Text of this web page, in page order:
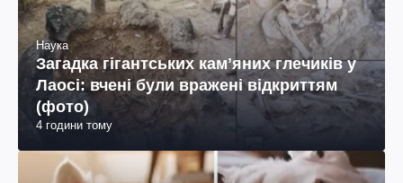
Наука
Загадка гігантських камʼяних глечиків у
Лаосі: вчені були вражені відкриттям
(фото)
4 години тому